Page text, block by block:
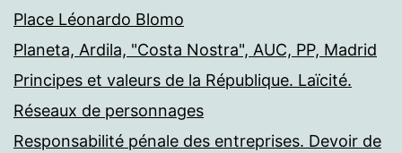
Place Léonardo Blomo
Planeta, Ardila, "Costa Nostra", AUC, PP, Madrid
Principes et valeurs de la République. Laïcité.
Réseaux de personnages
Responsabilité pénale des entreprises. Devoir de